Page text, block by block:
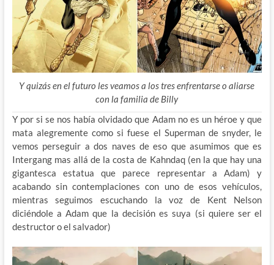
Y quizás en el futuro les veamos a los tres enfrentarse o aliarse
con la familia de Billy
Y por si se nos había olvidado que Adam no es un héroe y que
mata alegremente como si fuese el Superman de snyder, le
vemos perseguir a dos naves de eso que asumimos que es
Intergang mas allá de la costa de Kahndaq (en la que hay una
gigantesca estatua que parece representar a Adam) y
acabando sin contemplaciones con uno de esos vehículos,
mientras seguimos escuchando la voz de Kent Nelson
diciéndole a Adam que la decisión es suya (si quiere ser el
destructor o el salvador)